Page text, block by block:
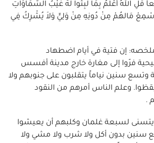
قُلِ اللهُ أَعْلَمُ بِمَا لبِثُوا لهُ غَيْبُ السَّمَاوَاتِ
مَالهُمْ مِنْ دُونِهِ مِنْ وَلِيٍّ وَلاَ يُشْرِكُ فِي
إن فتية في أيام اضطهاد
فرّوا إلى مغارة خارج مدينة أفسس
وتسع سنين نياماً يتقلبون على جنوبهم ولا
وعلم الناس أمرهم من النقود
.
لسبعة غلمان وكلبهم أن يعيشوا
سنين بدون أكل ولا شرب ولا مشي ولا